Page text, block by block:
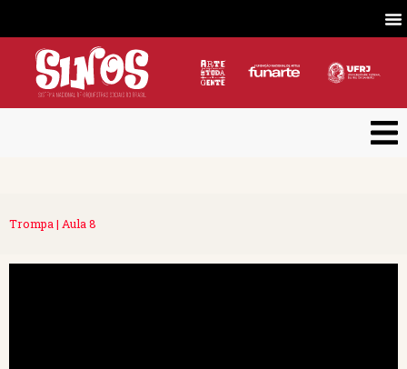
Trompa | Aula 8